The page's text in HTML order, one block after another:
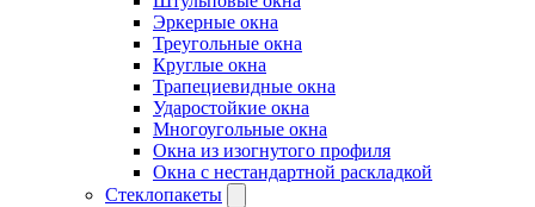
Эркерные окна
Треугольные окна
Круглые окна
Трапециевидные окна
Ударостойкие окна
Многоугольные окна
Окна из изогнутого профиля
Окна с нестандартной раскладкой
Стеклопакеты